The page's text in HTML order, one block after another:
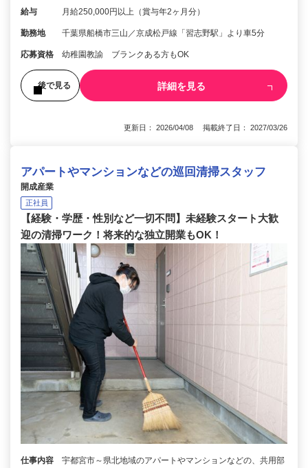
給与 月給250,000円以上（賞与年2ヶ月分）
勤務地 千葉県船橋市三山／京成松戸線「習志野駅」より車5分
応募資格 幼稚園教諭 ブランクある方もOK
後で見る 詳細を見る
更新日： 2026/04/08 掲載終了日： 2027/03/26
アパートやマンションなどの巡回清掃スタッフ
開成産業
正社員
【経験・学歴・性別など一切不問】未経験スタート大歓
迎の清掃ワーク！将来的な独立開業もOK！
仕事内容
宇都宮市～県北地域のアパートやマンションなどの、共用部